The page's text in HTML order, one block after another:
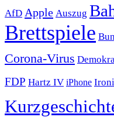
AfD Apple Auszug
Brettspiele
Corona-Virus
FDP Hartz IV iPhone